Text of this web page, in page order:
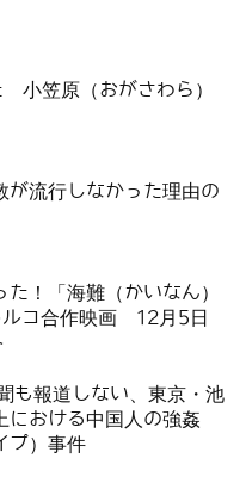
小笠原（おがさわら）
が流行しなかった理由の
！「海難（かいなん）
コ合作映画 12月5日
も報道しない、東京・池
における中国人の強姦
プ）事件